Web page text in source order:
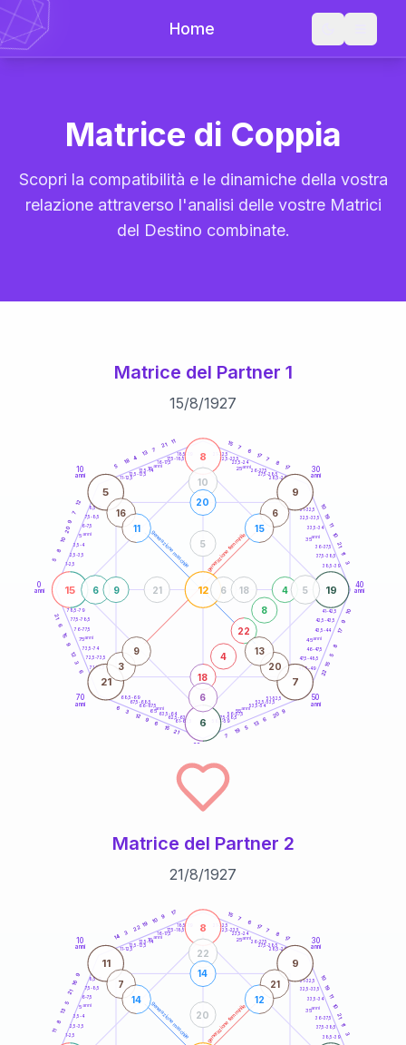
Home
Matrice di Coppia
Scopri la compatibilità e le dinamiche della vostra
relazione attraverso l'analisi delle vostre Matrici
del Destino combinate.
Matrice del Partner 1
15/8/1927
generazione maschile generazione femminile
0
anni
10
anni
30
anni
40
anni
50
anni
60
70
anni
1-2,5
2,5-3,5
3,5-4
6-7,5
7,5-8,5
8,5-9
11-12,5
12,5-13,5
13,5-14
16-17,5
17,5-18,5
18,5-19
21-22,5
22,5-23,5
23,5-24
26-27,5
27,5-28,5
28,5-29
31-32,5
32,5-33,5
33,5-34
36-37,5
37,5-38,5
38,5-39
41-42,5
42,5-43,5
43,5-44
46-47,5
47,5-48,5
48,5-49
51-52,5
52,5-53,5
53,5-54
56-57,5
57,5-58,5
58,5-59
61-62,5
62,5-63,5
63,5-64
66-67,5
67,5-68,5
68,5-69
71-72,5
72,5-73,5
73,5-74
76-77,5
77,5-78,5
78,5-79
5
8
10
20
9
7
12
5
18 4
13
7
21 11 15
7
6
17
7
8
17
10
19
11
10
21
11
3
10
9
17
8
5
15
22
9
20
6
13
5
19
7
21
15
6
9
12
3
6
6
3
12
9
15
6
21
15
8
19
6
12
5 9
21 7
18
4
22
8
4
6
10
5
6
9
20
6 18
21
5
16
11
6
15
3
9
20
13
5anni
15 anni 25anni
35anni
45anni
55anni
65anni
75anni
Matrice del Partner 2
21/8/1927
generazione maschile generazione femminile
10
anni
30
anni
1-2,5
2,5-3,5
3,5-4
6-7,5
7,5-8,5
8,5-9
11-12,5
12,5-13,5
13,5-14
16-17,5
17,5-18,5
18,5-19 21-22,5
22,5-23,5
23,5-24
26-27,5
27,5-28,5
28,5-29
31-32,5
32,5-33,5
33,5-34
36-37,5
37,5-38,5
38,5-39
11
8
13
5
21
16
9
14
3
22
19
10
9
17 15
7
6
17
7
8
17
10
19
11
10
21
11
3
8
11 9
22
14
20
7
14
21
12
5anni
15 anni 25anni
35anni